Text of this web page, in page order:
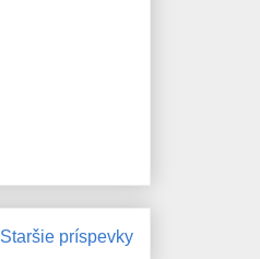
Staršie príspevky